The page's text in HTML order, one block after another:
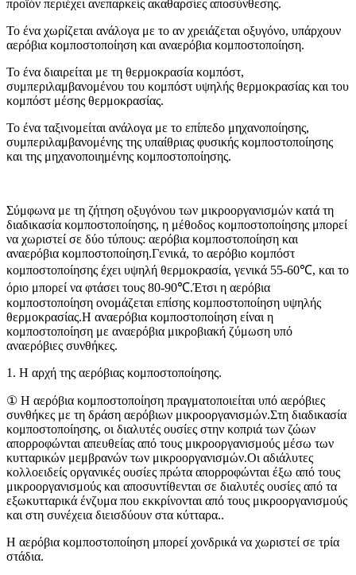
προϊόν περιέχει ανεπαρκείς ακαθαρσίες αποσύνθεσης.
Το ένα χωρίζεται ανάλογα με το αν χρειάζεται οξυγόνο, υπάρχουν
αερόβια κομποστοποίηση και αναερόβια κομποστοποίηση.
Το ένα διαιρείται με τη θερμοκρασία κομπόστ,
συμπεριλαμβανομένου του κομπόστ υψηλής θερμοκρασίας και του
κομπόστ μέσης θερμοκρασίας.
Το ένα ταξινομείται ανάλογα με το επίπεδο μηχανοποίησης,
συμπεριλαμβανομένης της υπαίθριας φυσικής κομποστοποίησης
και της μηχανοποιημένης κομποστοποίησης.
Σύμφωνα με τη ζήτηση οξυγόνου των μικροοργανισμών κατά τη
διαδικασία κομποστοποίησης, η μέθοδος κομποστοποίησης μπορεί
να χωριστεί σε δύο τύπους: αερόβια κομποστοποίηση και
αναερόβια κομποστοποίηση.Γενικά, το αερόβιο κομπόστ
κομποστοποίησης έχει υψηλή θερμοκρασία, γενικά 55-60℃, και το
όριο μπορεί να φτάσει τους 80-90℃.Έτσι η αερόβια
κομποστοποίηση ονομάζεται επίσης κομποστοποίηση υψηλής
θερμοκρασίας.Η αναερόβια κομποστοποίηση είναι η
κομποστοποίηση με αναερόβια μικροβιακή ζύμωση υπό
αναερόβιες συνθήκες.
1. Η αρχή της αερόβιας κομποστοποίησης.
① Η αερόβια κομποστοποίηση πραγματοποιείται υπό αερόβιες
συνθήκες με τη δράση αερόβιων μικροοργανισμών.Στη διαδικασία
κομποστοποίησης, οι διαλυτές ουσίες στην κοπριά των ζώων
απορροφώνται απευθείας από τους μικροοργανισμούς μέσω των
κυτταρικών μεμβρανών των μικροοργανισμών.Οι αδιάλυτες
κολλοειδείς οργανικές ουσίες πρώτα απορροφώνται έξω από τους
μικροοργανισμούς και αποσυντίθενται σε διαλυτές ουσίες από τα
εξωκυτταρικά ένζυμα που εκκρίνονται από τους μικροοργανισμούς
και στη συνέχεια διεισδύουν στα κύτταρα..
Η αερόβια κομποστοποίηση μπορεί χονδρικά να χωριστεί σε τρία
στάδια.